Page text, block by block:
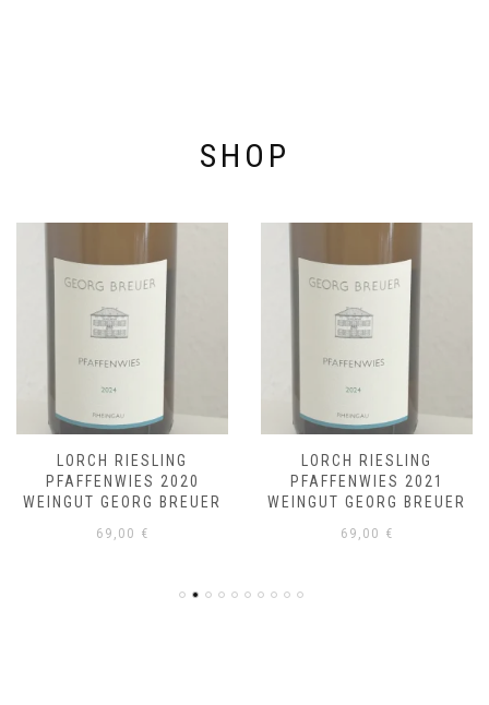
SHOP
LORCH RIESLING
PFAFFENWIES 2020
WEINGUT GEORG BREUER
69,00 €
LORCH RIESLING
PFAFFENWIES 2021
WEINGUT GEORG BREUER
69,00 €